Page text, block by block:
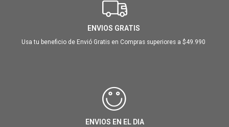
ENVIOS GRATIS
Usa tu beneficio de Envió Gratis en Compras superiores a $49.990
ENVIOS EN EL DIA